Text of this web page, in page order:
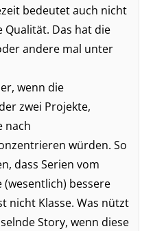
bedeutet auch nicht
Qualität. Das hat die
andere mal unter
wenn die
zwei Projekte,
nach
würden. So
dass Serien vom
bessere
nicht Klasse. Was nützt
Story, wenn diese